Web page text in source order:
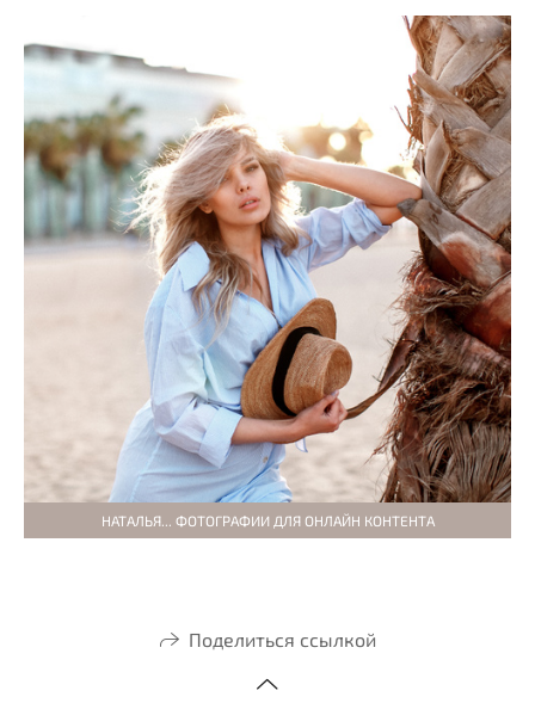
НАТАЛЬЯ... ФОТОГРАФИИ ДЛЯ ОНЛАЙН КОНТЕНТА
Поделиться ссылкой